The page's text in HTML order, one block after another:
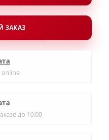
ЗАКАЗ
online
до 16:00